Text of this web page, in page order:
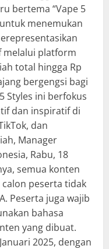
bertema “Vape 5
menemukan
melalui platform
total hingga Rp
bergengsi bagi
Styles ini berfokus
dan inspiratif di
dan
Manager
Rabu, 18
semua konten
peserta tidak
Peserta juga wajib
bahasa
yang dibuat.
2025, dengan